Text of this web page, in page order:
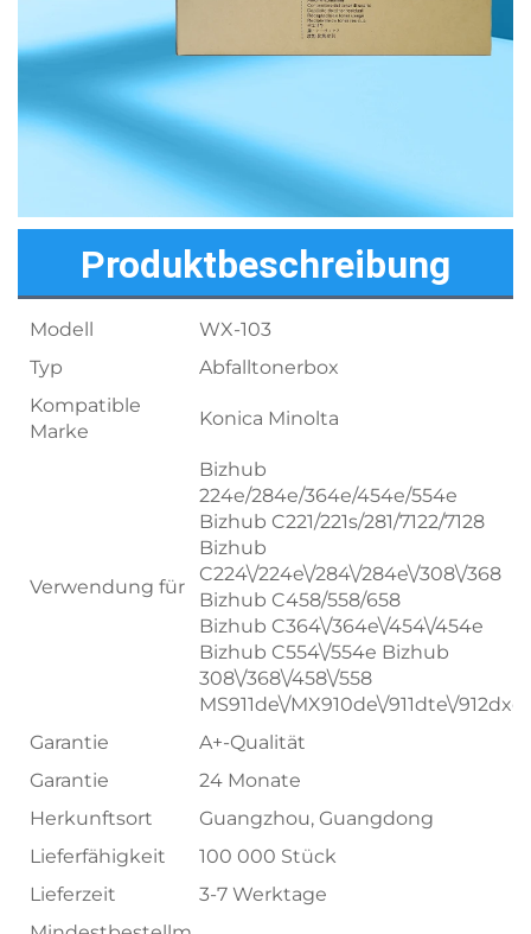
Produktbeschreibung
Modell
WX-103
Typ
Abfalltonerbox
Kompatible
Marke
Konica Minolta
Verwendung für
Bizhub
224e/284e/364e/454e/554e
Bizhub C221/221s/281/7122/7128
Bizhub
C224\/224e\/284\/284e\/308\/368
Bizhub C458/558/658
Bizhub C364\/364e\/454\/454e
Bizhub C554\/554e Bizhub
308\/368\/458\/558
MS911de\/MX910de\/911dte\/912dxe
Garantie
A+-Qualität
Garantie
24 Monate
Herkunftsort
Guangzhou, Guangdong
Lieferfähigkeit
100 000 Stück
Lieferzeit
3-7 Werktage